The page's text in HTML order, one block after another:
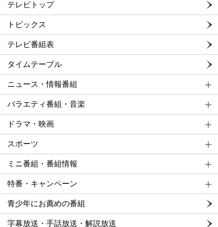
テレビトップ
トピックス
テレビ番組表
タイムテーブル
ニュース・情報番組
バラエティ番組・音楽
ドラマ・映画
スポーツ
ミニ番組・番組情報
特番・キャンペーン
青少年にお薦めの番組
字幕放送・手話放送・解説放送